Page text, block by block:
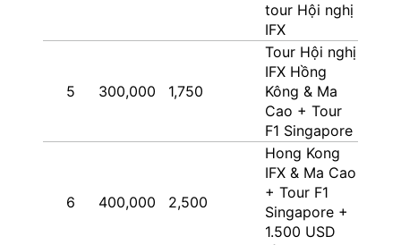
tour Hội nghị
IFX
5 300,000 1,750
Tour Hội nghị
IFX Hồng
Kông & Ma
Cao + Tour
F1 Singapore
6 400,000 2,500
Hong Kong
IFX & Ma Cao
+ Tour F1
Singapore +
1.500 USD